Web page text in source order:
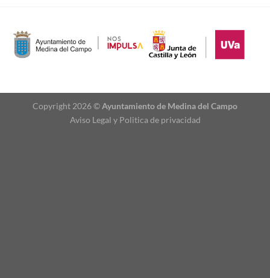
Copyright 2026 ©Ayuntamiento de Medina del Campo
Aviso Legal y Politica de privacidad